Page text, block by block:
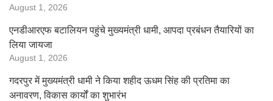
August 1, 2026
एनडीआरएफ बटालियन पहुंचे मुख्यमंत्री धामी, आपदा प्रबंधन तैयारियों का
लिया जायजा
August 1, 2026
गदरपुर में मुख्यमंत्री धामी ने किया शहीद ऊधम सिंह की प्रतिमा का
अनावरण, विकास कार्यों का शुभारंभ